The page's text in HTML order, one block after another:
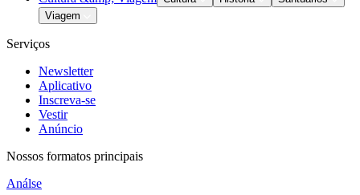
Viagem
Serviços
Newsletter
Aplicativo
Inscreva-se
Vestir
Anúncio
Nossos formatos principais
Análse